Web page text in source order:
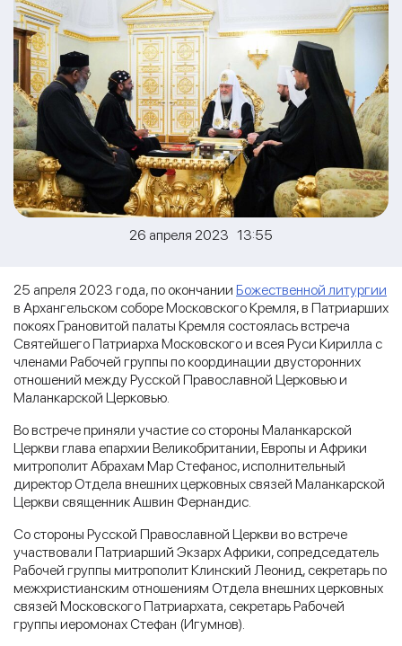
26 апреля 2023 13:55
25 апреля 2023 года, по окончании Божественной литургии
в Архангельском соборе Московского Кремля, в Патриарших
покоях Грановитой палаты Кремля состоялась встреча
Святейшего Патриарха Московского и всея Руси Кирилла с
членами Рабочей группы по координации двусторонних
отношений между Русской Православной Церковью и
Маланкарской Церковью.
Во встрече приняли участие со стороны Маланкарской
Церкви глава епархии Великобритании, Европы и Африки
митрополит Абрахам Мар Стефанос, исполнительный
директор Отдела внешних церковных связей Маланкарской
Церкви священник Ашвин Фернандис.
Со стороны Русской Православной Церкви во встрече
участвовали Патриарший Экзарх Африки, сопредседатель
Рабочей группы митрополит Клинский Леонид, секретарь по
межхристианским отношениям Отдела внешних церковных
связей Московского Патриархата, секретарь Рабочей
группы иеромонах Стефан (Игумнов).